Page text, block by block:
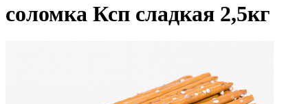
соломка Ксп сладкая 2,5кг